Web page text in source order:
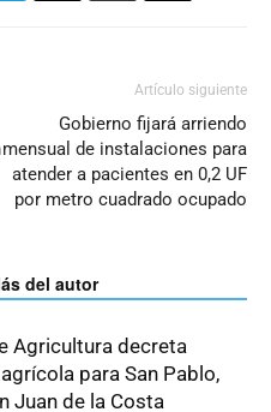
Artículo siguiente
Gobierno fijará arriendo
mensual de instalaciones para
atender a pacientes en 0,2 UF
por metro cuadrado ocupado
del autor
Agricultura decreta
para San Pablo,
Juan de la Costa